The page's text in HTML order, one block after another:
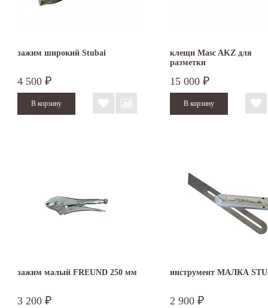
зажим широкий Stubai
4 500 ₽
клещи Masc AKZ для
разметки
15 000 ₽
зажим малый FREUND 250 мм
3 200 ₽
инструмент МАЛКА
2 900 ₽